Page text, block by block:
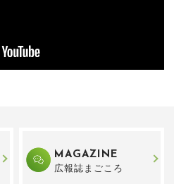
MAGAZINE
広報誌まごころ